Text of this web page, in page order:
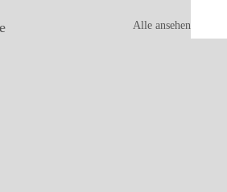
Alle ansehen